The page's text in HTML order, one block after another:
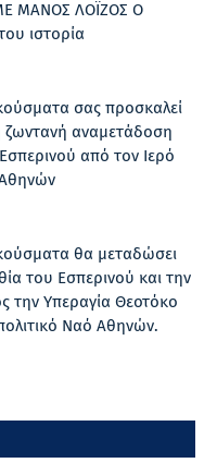
ΜΑΝΟΣ ΛΟΪΖΟΣ Ο
ιστορία
σας προσκαλεί
ζωντανή αναμετάδοση
από τον Ιερό
θα μεταδώσει
του Εσπερινού και την
την Υπεραγία Θεοτόκο
Ναό Αθηνών.